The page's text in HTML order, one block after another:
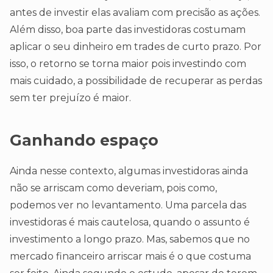
antes de investir elas avaliam com precisão as ações.
Além disso, boa parte das investidoras costumam
aplicar o seu dinheiro em trades de curto prazo. Por
isso, o retorno se torna maior pois investindo com
mais cuidado, a possibilidade de recuperar as perdas
sem ter prejuízo é maior.
Ganhando espaço
Ainda nesse contexto, algumas investidoras ainda
não se arriscam como deveriam, pois como,
podemos ver no levantamento. Uma parcela das
investidoras é mais cautelosa, quando o assunto é
investimento a longo prazo. Mas, sabemos que no
mercado financeiro arriscar mais é o que costuma